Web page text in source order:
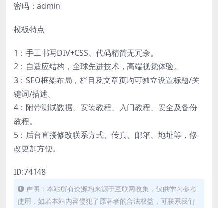
密码：admin
模板特点
1：手工书写DIV+CSS、代码精简无冗余。
2：自适应结构，全球先进技术，高端视觉体验。
3：SEO框架布局，栏目及文章页均可独立设置标题/关
键词/描述。
4：附带测试数据、安装教程、入门教程、安全及备份
教程。
5：后台直接修改联系方式、传真、邮箱、地址等，修
改更加方便。
ID:74148
声明：本站所有资源均来源于互联网收集，仅供学习参考
使用，如若本站内容侵犯了原著者的合法权益，可联系我们